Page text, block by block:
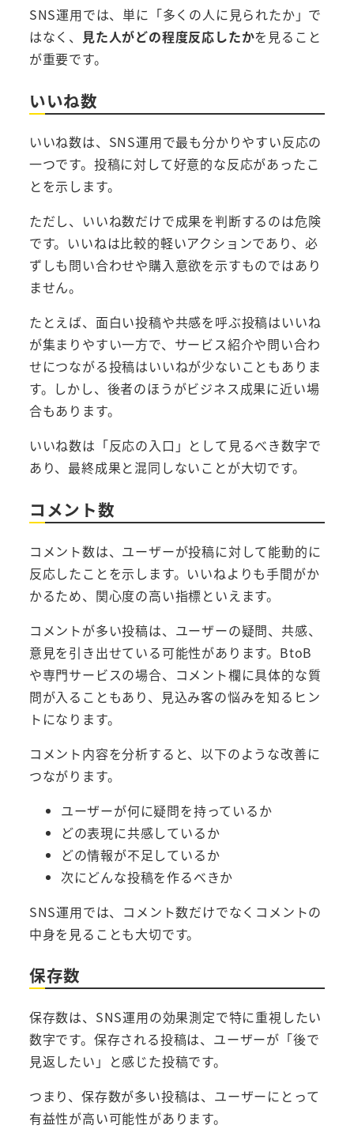
SNS運用では、単に「多くの人に見られたか」で
はなく、 見た人がどの程度反応したかを見ること
が重要です。
いいね数
いいね数は、SNS運用で最も分かりやすい反応の
一つです。投稿に対して好意的な反応があったこ
とを示します。
ただし、いいね数だけで成果を判断するのは危険
です。いいねは比較的軽いアクションであり、必
ずしも問い合わせや購入意欲を示すものではあり
ません。
たとえば、面白い投稿や共感を呼ぶ投稿はいいね
が集まりやすい一方で、サービス紹介や問い合わ
せにつながる投稿はいいねが少ないこともありま
す。しかし、後者のほうがビジネス成果に近い場
合もあります。
いいね数は「反応の入口」として見るべき数字で
あり、最終成果と混同しないことが大切です。
コメント数
コメント数は、ユーザーが投稿に対して能動的に
反応したことを示します。いいねよりも手間がか
かるため、関心度の高い指標といえます。
コメントが多い投稿は、ユーザーの疑問、共感、
意見を引き出せている可能性があります。BtoB
や専門サービスの場合、コメント欄に具体的な質
問が入ることもあり、見込み客の悩みを知るヒン
トになります。
コメント内容を分析すると、以下のような改善に
つながります。
ユーザーが何に疑問を持っているか
どの表現に共感しているか
どの情報が不足しているか
次にどんな投稿を作るべきか
SNS運用では、コメント数だけでなくコメントの
中身を見ることも大切です。
保存数
保存数は、SNS運用の効果測定で特に重視したい
数字です。保存される投稿は、ユーザーが「後で
見返したい」と感じた投稿です。
つまり、保存数が多い投稿は、ユーザーにとって
有益性が高い可能性があります。